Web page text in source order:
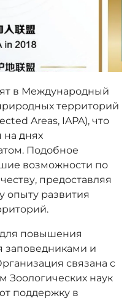
в Международный
территорий
Areas, IAPA), что
днях
Подобное
возможности по
предоставляя
опыту развития
для повышения
заповедниками и
связана с
наук
поддержку в